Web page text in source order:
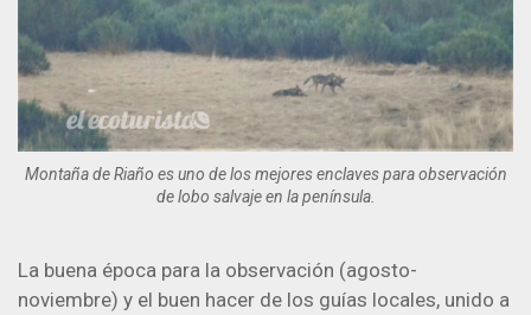
Montaña de Riaño es uno de los mejores enclaves para observación
de lobo salvaje en la península.
La buena época para la observación (agosto-
noviembre) y el buen hacer de los guías locales, unido a